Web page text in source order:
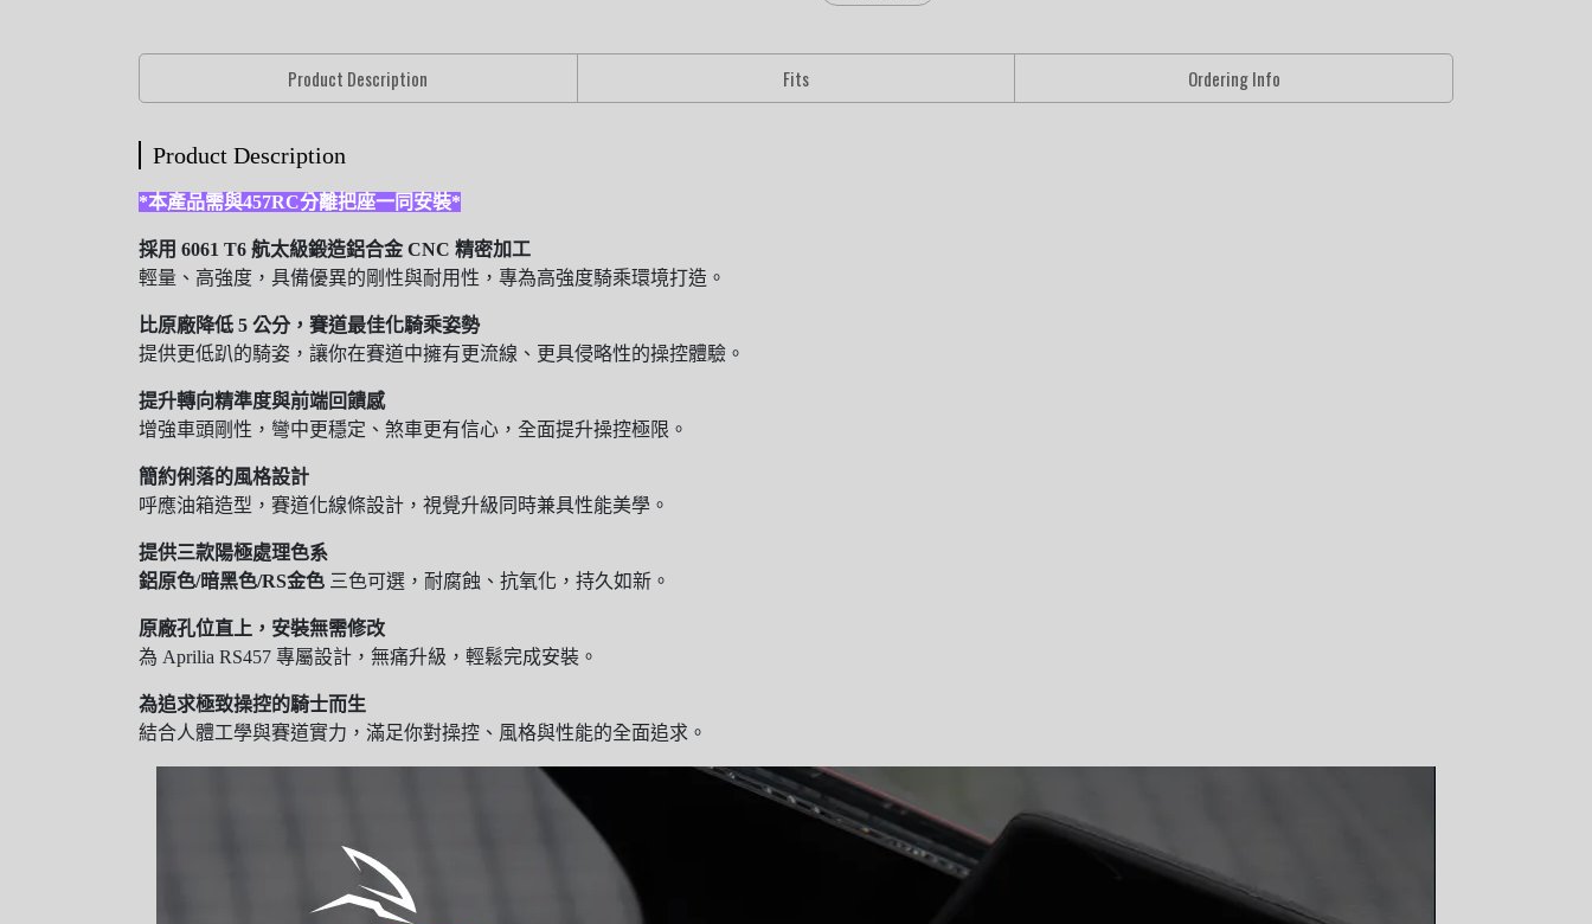
Product Description Fits Ordering Info
Product Description
*本產品需與457RC分離把座一同安裝*
採用 6061 T6 航太級鍛造鋁合金 CNC 精密加工
輕量、高強度，具備優異的剛性與耐用性，專為高強度騎乘環境打造。
比原廠降低 5 公分，賽道最佳化騎乘姿勢
提供更低趴的騎姿，讓你在賽道中擁有更流線、更具侵略性的操控體驗。
提升轉向精準度與前端回饋感
增強車頭剛性，彎中更穩定、煞車更有信心，全面提升操控極限。
簡約俐落的風格設計
呼應油箱造型，賽道化線條設計，視覺升級同時兼具性能美學。
提供三款陽極處理色系
鋁原色/暗黑色/RS金色 三色可選，耐腐蝕、抗氧化，持久如新。
原廠孔位直上，安裝無需修改
為 Aprilia RS457 專屬設計，無痛升級，輕鬆完成安裝。
為追求極致操控的騎士而生
結合人體工學與賽道實力，滿足你對操控、風格與性能的全面追求。